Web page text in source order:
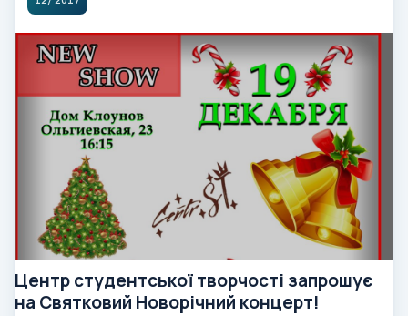
Центр студентської творчості запрошує
на Святковий Новорічний концерт!